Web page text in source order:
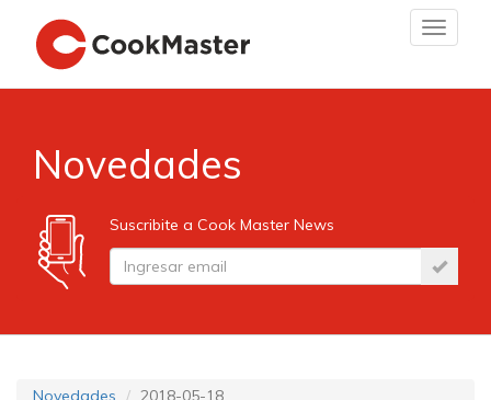
Toggle
Novedades
Suscribite a Cook Master News
Novedades 2018-05-18